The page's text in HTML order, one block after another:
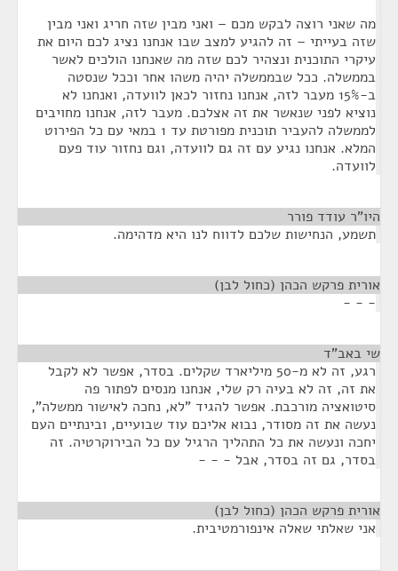
מה שאני רוצה לבקש מכם – ואני מבין שזה חריג ואני מבין
שזה בעייתי – זה להגיע למצב שבו אנחנו נציג לכם היום את
עיקרי התוכנית ונצהיר לכם שזה מה שאנחנו הולכים לאשר
בממשלה. ככל שבממשלה יהיה משהו אחר וככל שנסטה
ב-15% מעבר לזה, אנחנו נחזור לכאן לוועדה, ואנחנו לא
נוציא לפני שנאשר את זה אצלכם. מעבר לזה, אנחנו מחויבים
לממשלה להעביר תוכנית מפורטת עד 1 במאי עם כל הפירוט
המלא. אנחנו נגיע עם זה גם לוועדה, וגם נחזור עוד פעם
לוועדה.
היו"ר עודד פורר
תשמע, הנחישות שלכם לדווח לנו היא מדהימה.
אורית פרקש הכהן (כחול לבן)
- - -
שי באב"ד
רגע, זה לא מ-50 מיליארד שקלים. בסדר, אפשר לא לקבל
את זה, זה לא בעיה רק שלי, אנחנו מנסים לפתור פה
סיטואציה מורכבת. אפשר להגיד "לא, נחכה לאישור ממשלה",
נעשה את זה מסודר, נבוא אליכם עוד שבועיים, ובינתיים העם
יחכה ונעשה את כל התהליך הרגיל עם כל הבירוקרטיה. זה
בסדר, גם זה בסדר, אבל - - -
אורית פרקש הכהן (כחול לבן)
אני שאלתי שאלה אינפורמטיבית.